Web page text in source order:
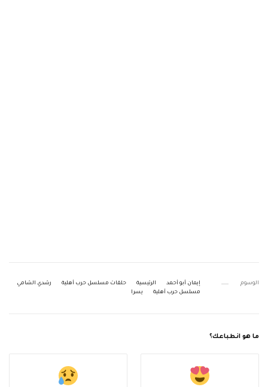
الوسوم إيمان أبو أحمد الرئيسية حلقات مسلسل حرب أهلية
رشدي الشامي
مسلسل حرب أهلية
يسرا
ما هو انطباعك؟